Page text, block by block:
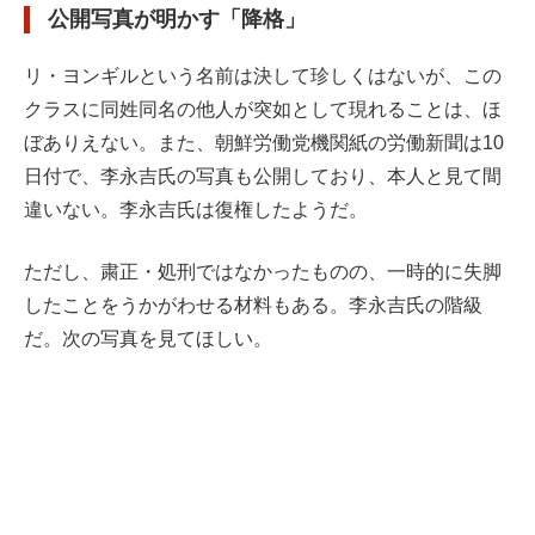
公開写真が明かす「降格」
リ・ヨンギルという名前は決して珍しくはないが、この
クラスに同姓同名の他人が突如として現れることは、ほ
ぼありえない。また、朝鮮労働党機関紙の労働新聞は10
日付で、李永吉氏の写真も公開しており、本人と見て間
違いない。李永吉氏は復権したようだ。
ただし、粛正・処刑ではなかったものの、一時的に失脚
したことをうかがわせる材料もある。李永吉氏の階級
だ。次の写真を見てほしい。